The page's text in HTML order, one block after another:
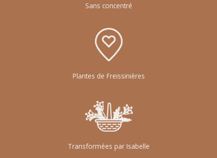
Sans concentré
Plantes de Freissinières
Transformées par Isabelle